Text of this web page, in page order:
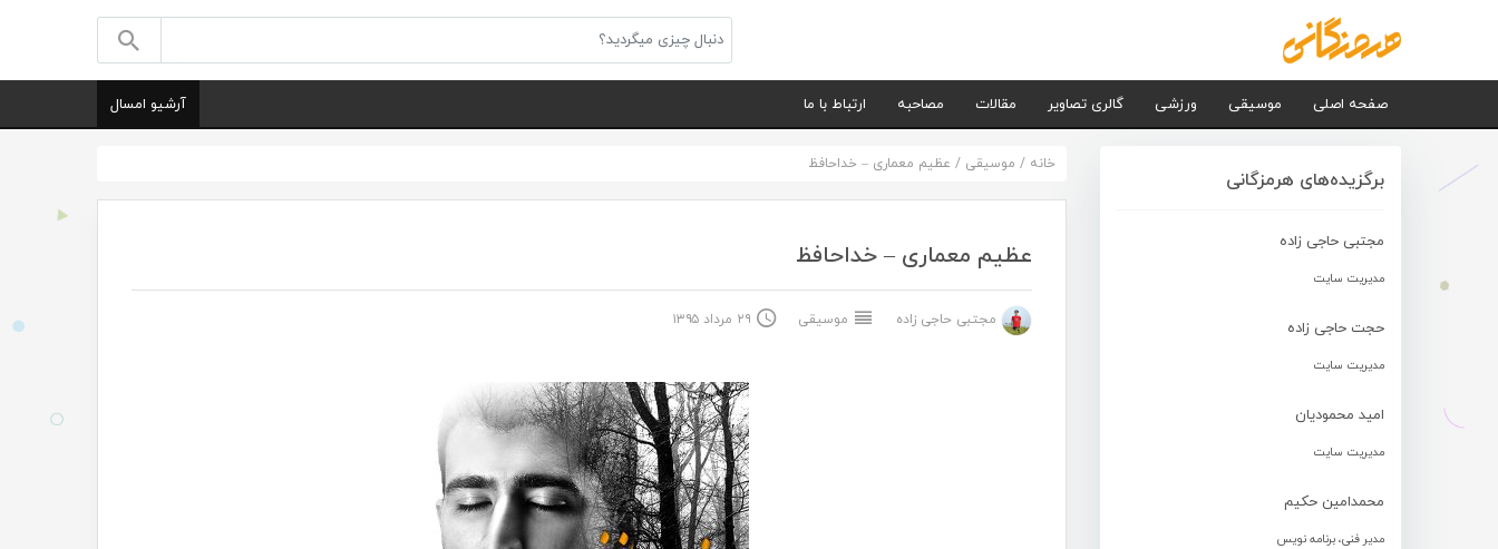
صفحه اصلی موسیقی ورزشی گالری تصاویر مقالات مصاحبه ارتباط با ما آرشیو امسال
برگزیده‌های هرمزگانی
مجتبی حاجی زاده
مدیریت سایت
حجت حاجی زاده
مدیریت سایت
امید محمودیان
مدیریت سایت
محمدامین حکیم
مدیر فنی، برنامه نویس
خانه / موسیقی / عظیم معماری – خداحافظ
عظیم معماری – خداحافظ
مجتبی حاجی زاده موسیقی ۲۹ مرداد ۱۳۹۵